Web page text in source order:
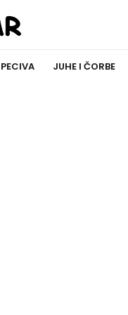
JUHE I ČORBE